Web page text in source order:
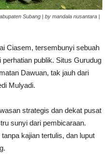
Subang | by mandala nusantara |
Ciasem, tersembunyi sebuah
publik. Situs Gurudug
Dawuan, tak jauh dari
Mulyadi.
strategis dan dekat pusat
sunyi dari pembicaraan.
kajian tertulis, dan luput